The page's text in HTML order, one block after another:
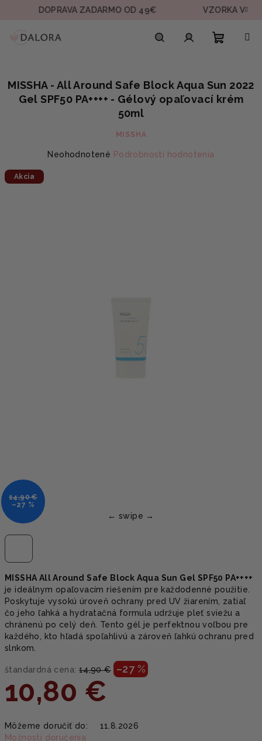
DOPRAVA ZADARMO OD 49€ VZORKA V KAŽDEJ
košík
MISSHA All Around Safe Block Aqua Sun Gel SPF50 PA++++
je ideálnym opaľovacím riešením pre každodenné použitie.
Poskytuje vysokú úroveň ochrany pred UV žiarením, zatiaľ
čo jeho ľahká a hydratačná formula udržuje pleť sviežu a
chránenú po celý deň. Tento gél je perfektnou voľbou pre
každého, kto hľadá spoľahlivú a zároveň ľahkú ochranu pred
slnkom.
štandardná cena: 14,90 € –27 %
10,80 €
cena:
Môžeme doručiť do:
11.8.2026
Možnosti doručenia
MISSHA - All Around Safe Block Aqua Sun 2022
Gel SPF50 PA++++ - Gélový opaľovací krém
50ml
MISSHA
Priemerné
Neohodnotené Podrobnosti hodnotenia
Akcia
14,90 €
–27 %